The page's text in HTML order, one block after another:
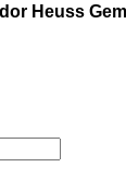
Heuss